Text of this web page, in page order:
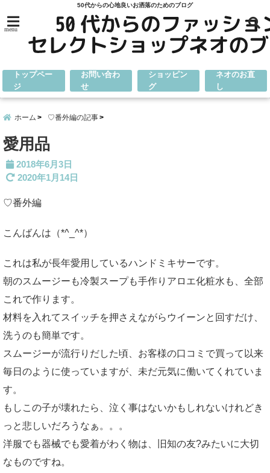
50代からの心地良いお洒落のためのブログ
menu
トップペー
ジ
お問い合わ
せ
ショッピン
グ
ネオのお直
し
ホーム ♡番外編の記事
愛用品
2018年6月3日
2020年1月14日
♡番外編
こんばんは（*^_^*）
これは私が長年愛用しているハンドミキサーです。
朝のスムージーも冷製スープも手作りアロエ化粧水も、全部
これで作ります。
材料を入れてスイッチを押さえながらウイーンと回すだけ、
洗うのも簡単です。
スムージーが流行りだした頃、お客様の口コミで買って以来
毎日のように使っていますが、未だ元気に働いてくれていま
す。
もしこの子が壊れたら、泣く事はないかもしれないけれどき
っと悲しいだろうなぁ。。。
洋服でも器械でも愛着がわく物は、旧知の友?みたいに大切
なものですね。